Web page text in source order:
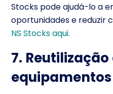
Stocks pode ajudá-lo a
oportunidades e reduzir
NS Stocks aqui.
7. Reutilização
equipamentos